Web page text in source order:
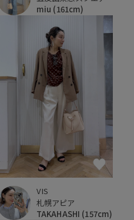
miu (161cm)
VIS
札幌アピア
TAKAHASHI (157cm)